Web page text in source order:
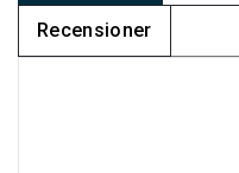
Recensioner